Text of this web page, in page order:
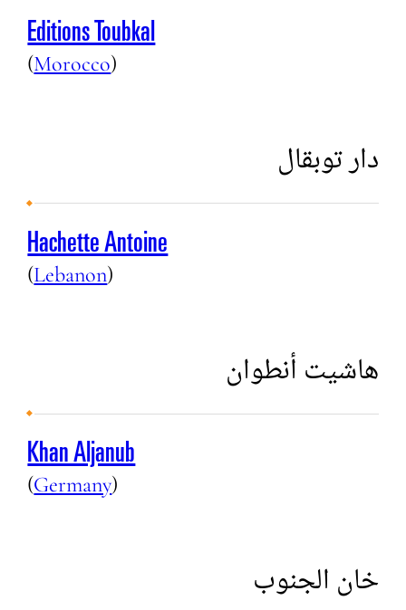
Editions Toubkal
(Morocco)
دار توبقال
Hachette Antoine
(Lebanon)
هاشيت أنطوان
Khan Aljanub
(Germany)
خان الجنوب